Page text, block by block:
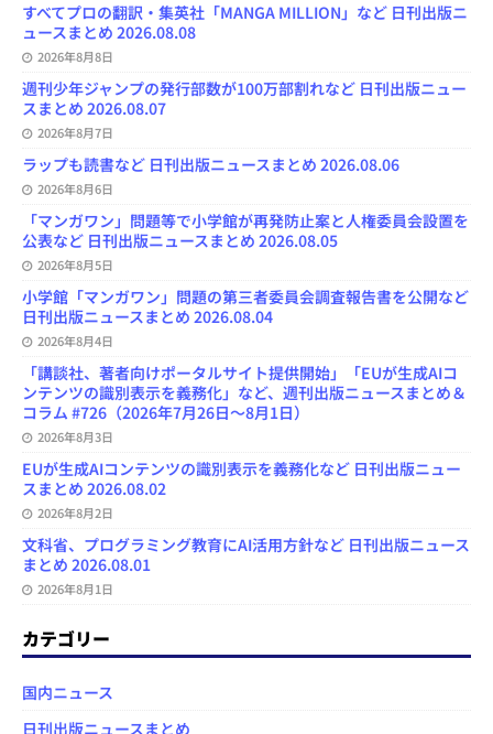
すべてプロの翻訳・集英社「MANGA MILLION」など 日刊出版ニ
ュースまとめ 2026.08.08
2026年8月8日
週刊少年ジャンプの発行部数が100万部割れなど 日刊出版ニュー
スまとめ 2026.08.07
2026年8月7日
ラップも読書など 日刊出版ニュースまとめ 2026.08.06
2026年8月6日
「マンガワン」問題等で小学館が再発防止案と人権委員会設置を
公表など 日刊出版ニュースまとめ 2026.08.05
2026年8月5日
小学館「マンガワン」問題の第三者委員会調査報告書を公開など
日刊出版ニュースまとめ 2026.08.04
2026年8月4日
「講談社、著者向けポータルサイト提供開始」「EUが生成AIコ
ンテンツの識別表示を義務化」など、週刊出版ニュースまとめ＆
コラム #726（2026年7月26日～8月1日）
2026年8月3日
EUが生成AIコンテンツの識別表示を義務化など 日刊出版ニュー
スまとめ 2026.08.02
2026年8月2日
文科省、プログラミング教育にAI活用方針など 日刊出版ニュース
まとめ 2026.08.01
2026年8月1日
カテゴリー
国内ニュース
日刊出版ニュースまとめ